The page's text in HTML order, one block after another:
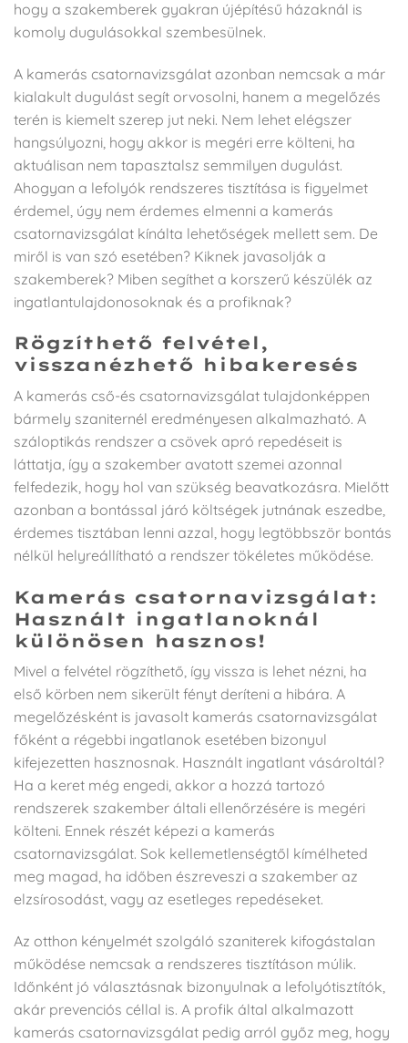
hogy a szakemberek gyakran újépítésű házaknál is
komoly dugulásokkal szembesülnek.
A kamerás csatornavizsgálat azonban nemcsak a már
kialakult dugulást segít orvosolni, hanem a megelőzés
terén is kiemelt szerep jut neki. Nem lehet elégszer
hangsúlyozni, hogy akkor is megéri erre költeni, ha
aktuálisan nem tapasztalsz semmilyen dugulást.
Ahogyan a lefolyók rendszeres tisztítása is figyelmet
érdemel, úgy nem érdemes elmenni a kamerás
csatornavizsgálat kínálta lehetőségek mellett sem. De
miről is van szó esetében? Kiknek javasolják a
szakemberek? Miben segíthet a korszerű készülék az
ingatlantulajdonosoknak és a profiknak?
Rögzíthető felvétel,
visszanézhető hibakeresés
A kamerás cső-és csatornavizsgálat tulajdonképpen
bármely szaniternél eredményesen alkalmazható. A
száloptikás rendszer a csövek apró repedéseit is
láttatja, így a szakember avatott szemei azonnal
felfedezik, hogy hol van szükség beavatkozásra. Mielőtt
azonban a bontással járó költségek jutnának eszedbe,
érdemes tisztában lenni azzal, hogy legtöbbször bontás
nélkül helyreállítható a rendszer tökéletes működése.
Kamerás csatornavizsgálat:
Használt ingatlanoknál
különösen hasznos!
Mivel a felvétel rögzíthető, így vissza is lehet nézni, ha
első körben nem sikerült fényt deríteni a hibára. A
megelőzésként is javasolt kamerás csatornavizsgálat
főként a régebbi ingatlanok esetében bizonyul
kifejezetten hasznosnak. Használt ingatlant vásároltál?
Ha a keret még engedi, akkor a hozzá tartozó
rendszerek szakember általi ellenőrzésére is megéri
költeni. Ennek részét képezi a kamerás
csatornavizsgálat. Sok kellemetlenségtől kímélheted
meg magad, ha időben észreveszi a szakember az
elzsírosodást, vagy az esetleges repedéseket.
Az otthon kényelmét szolgáló szaniterek kifogástalan
működése nemcsak a rendszeres tisztításon múlik.
Időnként jó választásnak bizonyulnak a lefolyótisztítók,
akár prevenciós céllal is. A profik által alkalmazott
kamerás csatornavizsgálat pedig arról győz meg, hogy